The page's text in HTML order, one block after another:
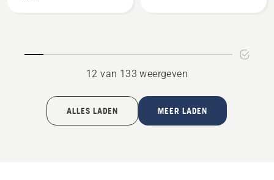
12 van 133 weergeven
ALLES LADEN MEER LADEN